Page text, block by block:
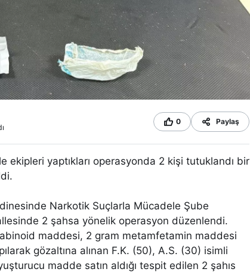
0 Paylaş
ekipleri yaptıkları operasyonda 2 kişi tutuklandı bir
Narkotik Suçlarla Mücadele Şube
2 şahsa yönelik operasyon düzenlendi.
maddesi, 2 gram metamfetamin maddesi
gözaltına alınan F.K. (50), A.S. (30) isimli
madde satın aldığı tespit edilen 2 şahıs